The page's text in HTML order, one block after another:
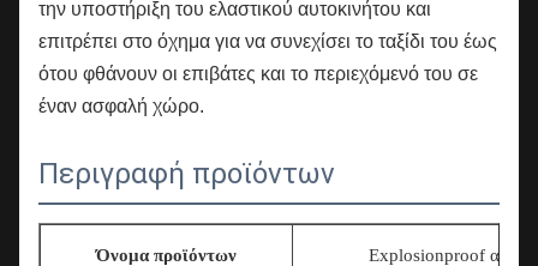
την υποστήριξη του ελαστικού αυτοκινήτου και
επιτρέπει στο όχημα για να συνεχίσει το ταξίδι του έως
ότου φθάνουν οι επιβάτες και το περιεχόμενό του σε
έναν ασφαλή χώρο.
Περιγραφή προϊόντων
Όνομα προϊόντων Explosionproof